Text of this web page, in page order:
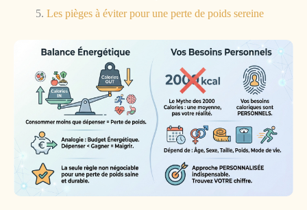
Les pièges à éviter pour une perte de poids sereine